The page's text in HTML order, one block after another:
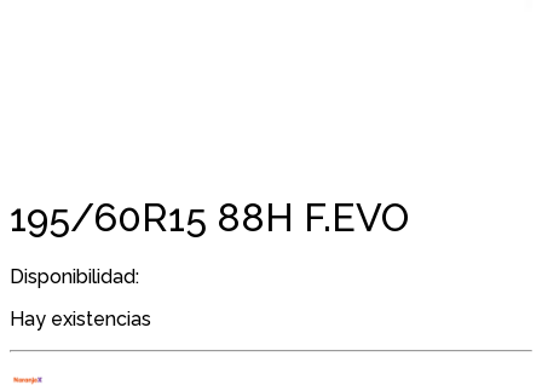
195/60R15 88H F.EVO
Disponibilidad:
Hay existencias